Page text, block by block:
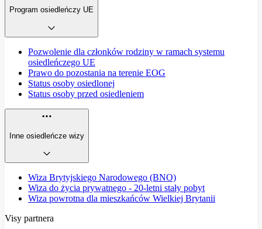
Program osiedleńczy UE
Pozwolenie dla członków rodziny w ramach systemu
osiedleńczego UE
Prawo do pozostania na terenie EOG
Status osoby osiedlonej
Status osoby przed osiedleniem
Inne osiedleńcze wizy
Wiza Brytyjskiego Narodowego (BNO)
Wiza do życia prywatnego - 20-letni stały pobyt
Wiza powrotna dla mieszkańców Wielkiej Brytanii
Visy partnera